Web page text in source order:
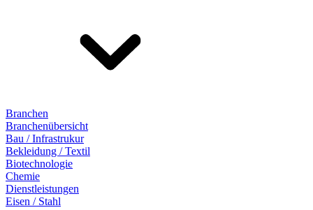
Branchen
Branchenübersicht
Bau / Infrastrukur
Bekleidung / Textil
Biotechnologie
Chemie
Dienstleistungen
Eisen / Stahl